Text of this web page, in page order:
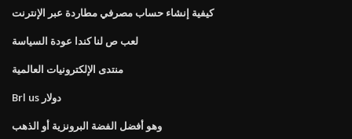
كيفية إنشاء حساب مصرفي مطاردة عبر الإنترنت
لعب ص لنا كندا عودة السياسة
منتدى الإلكترونيات العالمية
Brl us دولار
وهو أفضل الفضة البرونزية أو الذهب